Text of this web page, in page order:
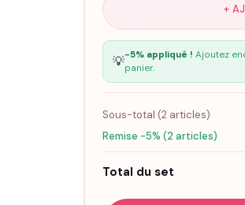
+
💡-5% appliqué ! Ajoutez
panier.
Sous-total (2articles)
Remise -5% (2 articles)
Total du set